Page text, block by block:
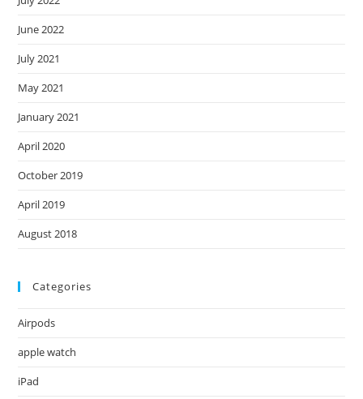
June 2022
July 2021
May 2021
January 2021
April 2020
October 2019
April 2019
August 2018
Categories
Airpods
apple watch
iPad